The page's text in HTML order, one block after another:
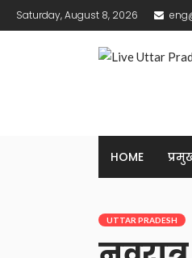
Saturday, August 8, 2026
HOME
UTTAR PRADESH